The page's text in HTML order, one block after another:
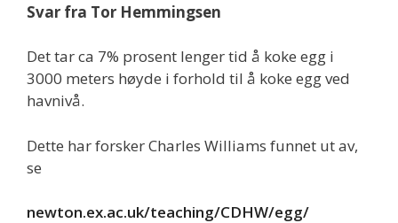
Svar fra Tor Hemmingsen
Det tar ca 7% prosent lenger tid å koke egg i
3000 meters høyde i forhold til å koke egg ved
havnivå.
Dette har forsker Charles Williams funnet ut av,
se
newton.ex.ac.uk/teaching/CDHW/egg/